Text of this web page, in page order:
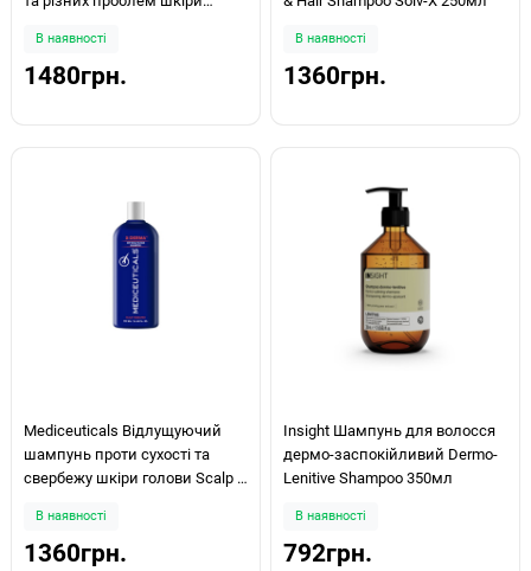
250мл
В наявності
1480грн.
В наявності
1360грн.
Mediceuticals Відлущуючий
шампунь проти сухості та
свербежу шкіри голови Scalp &
В наявності
1360грн.
Insight Шампунь для волосся
дермо-заспокійливий Dermo-
Lenitive Shampoo 350мл
В наявності
792грн.